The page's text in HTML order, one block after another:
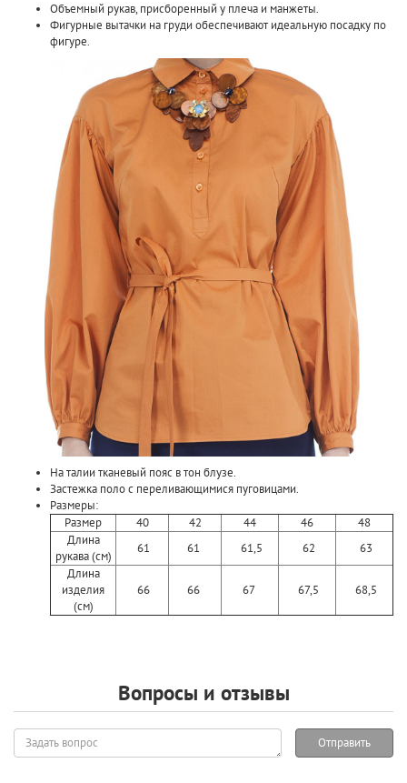
Объемный рукав, присборенный у плеча и манжеты.
Фигурные вытачки на груди обеспечивают идеальную посадку по
фигуре.
На талии тканевый пояс в тон блузе.
Застежка поло с переливающимися пуговицами.
Размеры:
Размер
40 42 44 46
48
Длина
рукава (см)
61 61 61,5 62
63
Длина
изделия
(см)
66 66 67 67,5 68,5
Вопросы и отзывы
Задать
вопрос
Отправить